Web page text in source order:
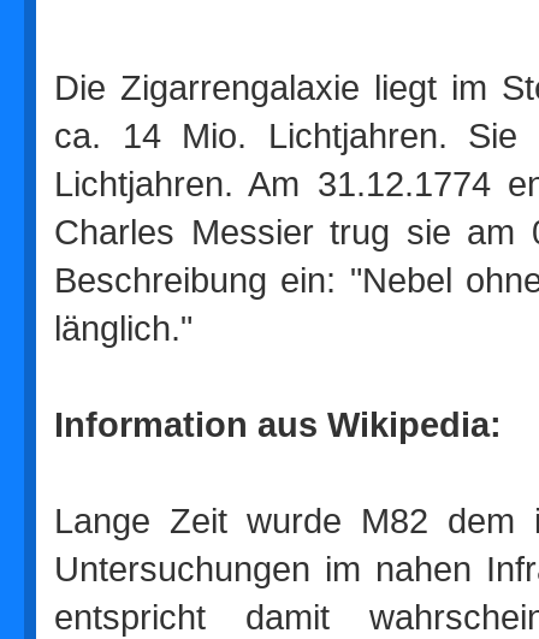
Die Zigarrengalaxie liegt im
ca. 14 Mio. Lichtjahren. Sie
Lichtjahren. Am 31.12.1774
Charles Messier trug sie am
Beschreibung ein: "Nebel
länglich."
Information aus Wikipedia:
Lange Zeit wurde M82 dem
Untersuchungen im nahen
entspricht damit